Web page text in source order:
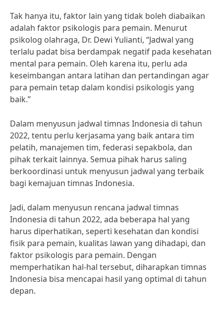
Tak hanya itu, faktor lain yang tidak boleh diabaikan
adalah faktor psikologis para pemain. Menurut
psikolog olahraga, Dr. Dewi Yulianti, “Jadwal yang
terlalu padat bisa berdampak negatif pada kesehatan
mental para pemain. Oleh karena itu, perlu ada
keseimbangan antara latihan dan pertandingan agar
para pemain tetap dalam kondisi psikologis yang
baik.”
Dalam menyusun jadwal timnas Indonesia di tahun
2022, tentu perlu kerjasama yang baik antara tim
pelatih, manajemen tim, federasi sepakbola, dan
pihak terkait lainnya. Semua pihak harus saling
berkoordinasi untuk menyusun jadwal yang terbaik
bagi kemajuan timnas Indonesia.
Jadi, dalam menyusun rencana jadwal timnas
Indonesia di tahun 2022, ada beberapa hal yang
harus diperhatikan, seperti kesehatan dan kondisi
fisik para pemain, kualitas lawan yang dihadapi, dan
faktor psikologis para pemain. Dengan
memperhatikan hal-hal tersebut, diharapkan timnas
Indonesia bisa mencapai hasil yang optimal di tahun
depan.